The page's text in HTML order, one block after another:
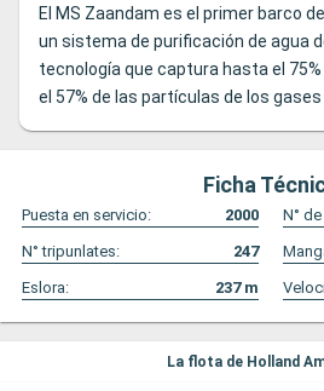
El MS Zaandam es el primer barco
un sistema de purificación de agua
tecnología que captura hasta el
el 57% de las partículas de los
Ficha
Puesta en servicio: 2000 N°
N° tripunlates:
247
Eslora:
237m
La flota de Holland